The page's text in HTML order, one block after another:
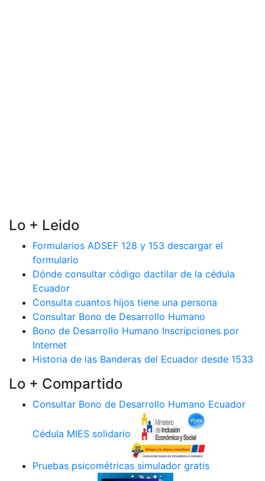
Lo + Leido
Formularios ADSEF 128 y 153 descargar el
formulario
Dónde consultar código dactilar de la cédula
Ecuador
Consulta cuantos hijos tiene una persona
Consultar Bono de Desarrollo Humano
Bono de Desarrollo Humano Inscripciones por
Internet
Historia de las Banderas del Ecuador desde 1533
Lo + Compartido
Consultar Bono de Desarrollo Humano Ecuador
Cédula MIES solidario
Pruebas psicométricas simulador gratis